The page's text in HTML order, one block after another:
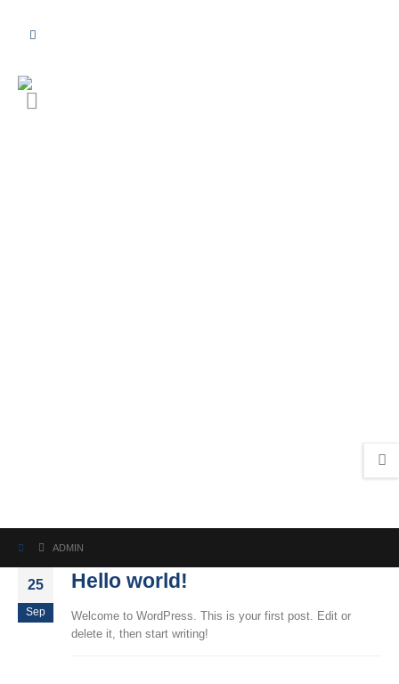
ADMIN
25
Sep
Hello world!
Welcome to WordPress. This is your first post. Edit or
delete it, then start writing!